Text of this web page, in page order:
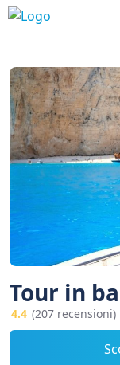
Tour in
4.4 (207 recensioni)